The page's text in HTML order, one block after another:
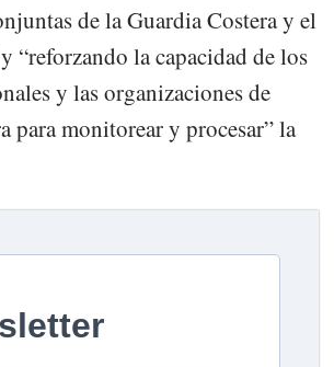
de la Guardia Costera y el
“reforzando la capacidad de los
y las organizaciones de
para monitorear y procesar” la